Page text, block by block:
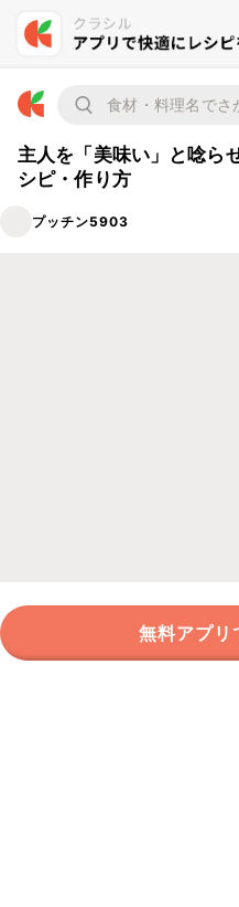
主人を「美味い」と唸ら
シピ・作り方
プッチン5903
無料アプリ